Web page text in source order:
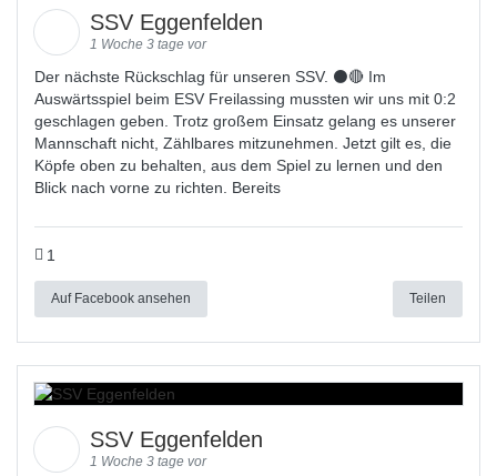
SSV Eggenfelden
1 Woche 3 tage vor
Der nächste Rückschlag für unseren SSV. ⚫🔴 Im
Auswärtsspiel beim ESV Freilassing mussten wir uns mit 0:2
geschlagen geben. Trotz großem Einsatz gelang es unserer
Mannschaft nicht, Zählbares mitzunehmen. Jetzt gilt es, die
Köpfe oben zu behalten, aus dem Spiel zu lernen und den
Blick nach vorne zu richten. Bereits
1
Auf Facebook ansehen Teilen
SSV Eggenfelden
1 Woche 3 tage vor